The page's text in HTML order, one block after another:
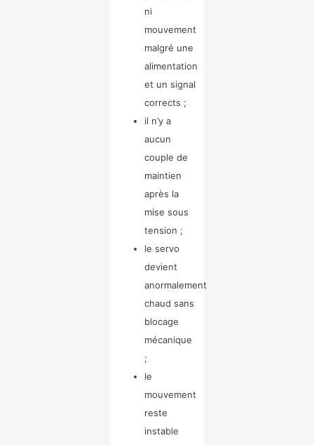
ni
mouvement
malgré une
alimentation
et un signal
corrects ;
il n’y a
aucun
couple de
maintien
après la
mise sous
tension ;
le servo
devient
anormalement
chaud sans
blocage
mécanique
;
le
mouvement
reste
instable